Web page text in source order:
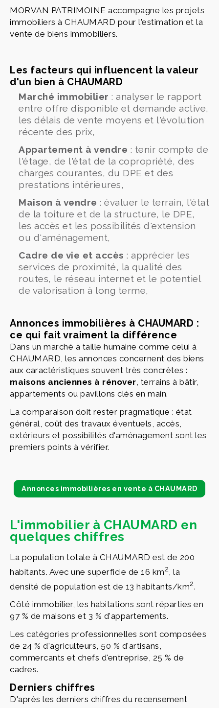
MORVAN PATRIMOINE accompagne les projets
immobiliers à CHAUMARD pour l'estimation et la
vente de biens immobiliers.
Les facteurs qui influencent la valeur
d'un bien à CHAUMARD
Marché immobilier : analyser le rapport
entre offre disponible et demande active,
les délais de vente moyens et l'évolution
récente des prix,
Appartement à vendre : tenir compte de
l'étage, de l'état de la copropriété, des
charges courantes, du DPE et des
prestations intérieures,
Maison à vendre : évaluer le terrain, l'état
de la toiture et de la structure, le DPE,
les accès et les possibilités d'extension
ou d'aménagement,
Cadre de vie et accès : apprécier les
services de proximité, la qualité des
routes, le réseau internet et le potentiel
de valorisation à long terme,
Annonces immobilières à CHAUMARD :
ce qui fait vraiment la différence
Dans un marché à taille humaine comme celui à
CHAUMARD, les annonces concernent des biens
aux caractéristiques souvent très concrètes :
maisons anciennes à rénover, terrains à bâtir,
appartements ou pavillons clés en main.
La comparaison doit rester pragmatique : état
général, coût des travaux éventuels, accès,
extérieurs et possibilités d'aménagement sont les
premiers points à vérifier.
Annonces immobilières en vente à CHAUMARD
L'immobilier à CHAUMARD en
quelques chiffres
La population totale à CHAUMARD est de 200
habitants. Avec une superficie de 16 km2
, la
densité de population est de 13 habitants/km2.
Côté immobilier, les habitations sont réparties en
97 % de maisons et 3 % d'appartements.
Les catégories professionnelles sont composées
de 24 % d'agriculteurs, 50 % d'artisans,
commercants et chefs d'entreprise, 25 % de
cadres.
Derniers chiffres
D'après les derniers chiffres du recensement